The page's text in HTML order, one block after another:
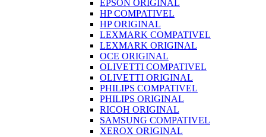
EPSON ORIGINAL
HP COMPATIVEL
HP ORIGINAL
LEXMARK COMPATIVEL
LEXMARK ORIGINAL
OCE ORIGINAL
OLIVETTI COMPATIVEL
OLIVETTI ORIGINAL
PHILIPS COMPATIVEL
PHILIPS ORIGINAL
RICOH ORIGINAL
SAMSUNG COMPATIVEL
XEROX ORIGINAL